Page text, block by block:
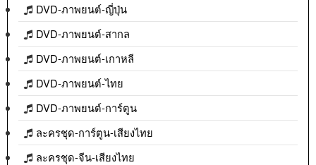
DVD-ภาพยนต์-ญี่ปุ่น
DVD-ภาพยนต์-สากล
DVD-ภาพยนต์-เกาหลี
DVD-ภาพยนต์-ไทย
DVD-ภาพยนต์-การ์ตูน
ละครชุด-การ์ตูน-เสียงไทย
ละครชุด-จีน-เสียงไทย